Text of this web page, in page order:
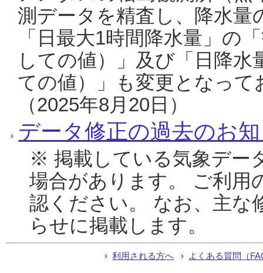
測データを精査し、降水
「日最大1時間降水量」の
しての値）」及び「日降
ての値）」も変更となっ
（2025年8月20日）
データ修正の過去のお
※ 掲載している気象デー
場合があります。 ご利用
認ください。 なお、主な
らせに掲載します。
利用される方へ よくある質問（